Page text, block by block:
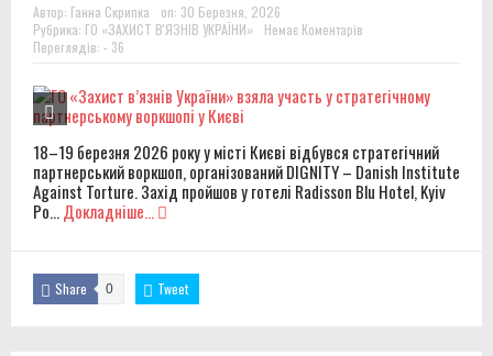
Автор: Ганна Скрипка on: 30 Березня, 2026
Рубрика: ГО «ЗАХИСТ В'ЯЗНІВ УКРАЇНИ»
Немає Коментарів
Переглядів: - 36
18–19 березня 2026 року у місті Києві відбувся стратегічний
партнерський воркшоп, організований DIGNITY – Danish Institute
Against Torture. Захід пройшов у готелі Radisson Blu Hotel, Kyiv
Po...Докладніше...
Share 0 Tweet